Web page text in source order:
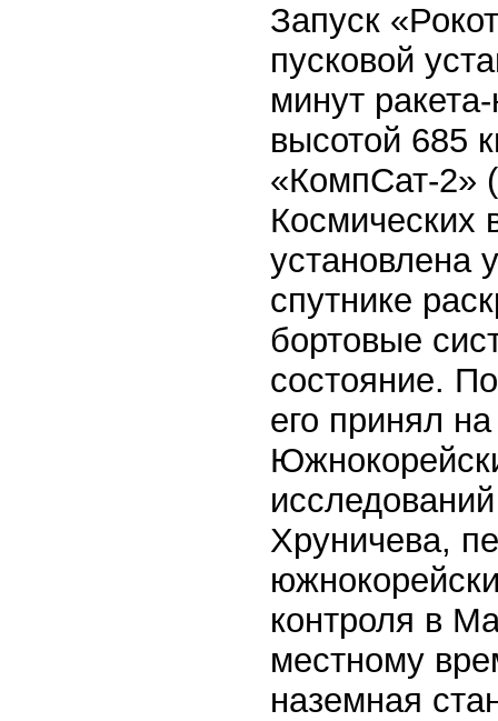
Запуск
пусковой
минут
высотой 685
«КомпСат-2»
Космических
установлена
спутнике
бортовые
состояние.
его принял
Хруничева,
контроля в
местному
наземная